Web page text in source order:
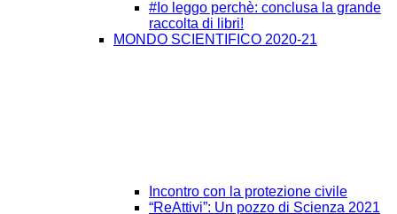
#Io leggo perchè: conclusa la grande
raccolta di libri!
MONDO SCIENTIFICO 2020-21
Incontro con la protezione civile
“ReAttivi”: Un pozzo di Scienza 2021